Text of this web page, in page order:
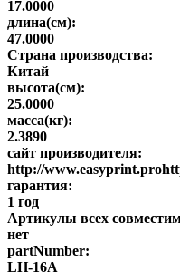
17.0000
длина(см):
47.0000
Страна производства:
Китай
высота(см):
25.0000
масса(кг):
2.3890
сайт производителя:
http://
гарантия:
1 год
Артикулы всех
нет
partNumber:
LH-16A